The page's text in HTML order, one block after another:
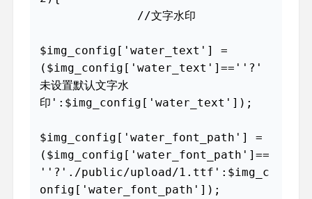
$img_config['water_text'] =
($img_config['water_text']==''?'
未设置默认文字水
印':$img_config['water_text']);
$img_config['water_font_path'] =
($img_config['water_font_path']==
''?'./public/upload/1.ttf':$img_c
onfig['water_font_path']);